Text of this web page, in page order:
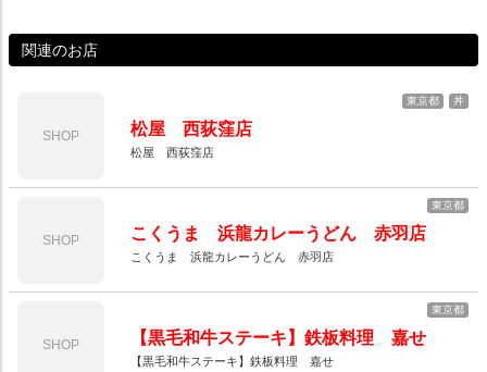
関連のお店
SHOP
東京都 丼
松屋 西荻窪店
松屋 西荻窪店
SHOP
東京都
こくうま 浜龍カレーうどん 赤羽店
こくうま 浜龍カレーうどん 赤羽店
SHOP
東京都
【黒毛和牛ステーキ】鉄板料理 嘉せ
【黒毛和牛ステーキ】鉄板料理 嘉せ